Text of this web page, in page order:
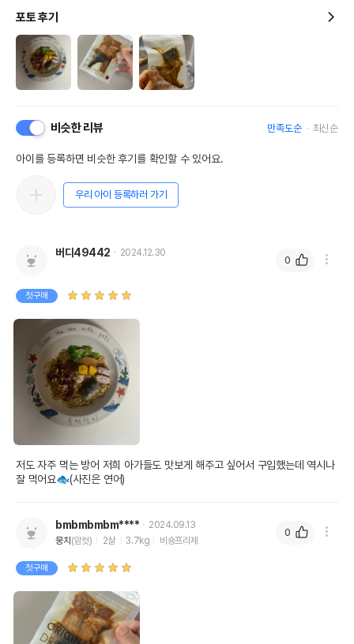
포토 후기
비슷한 리뷰 만족도순 최신순
아이를 등록하면 비슷한 후기를 확인할 수 있어요.
우리 아이 등록하러 가기
버디49442 2024.12.30
첫구매
저도 자주 먹는 방어 저희 아가들도 맛보게 해주고 싶어서 구입했는데 역시나
잘 먹어요🐟(사진은 연어)
0
bmbmbmbm****
2024.09.13
뭉치(암컷) 2살 3.7kg 비숑프리제
첫구매
0